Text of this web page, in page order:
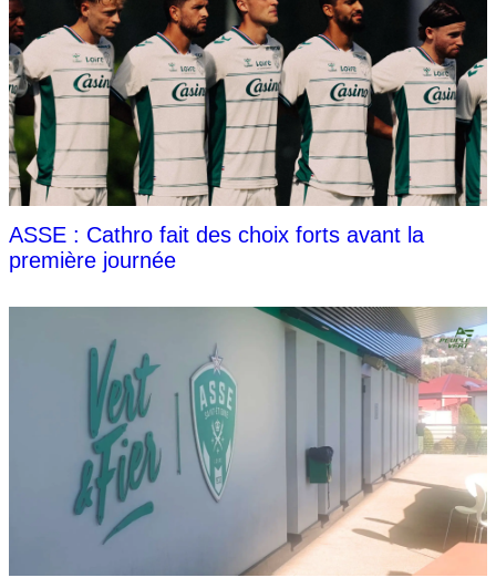
ASSE : Cathro fait des choix forts avant la
première journée